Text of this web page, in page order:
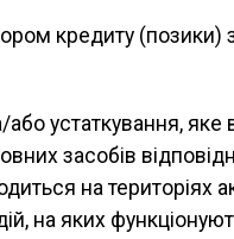
кредиту (позики)
устаткування, яке
засобів
на територіях
на яких